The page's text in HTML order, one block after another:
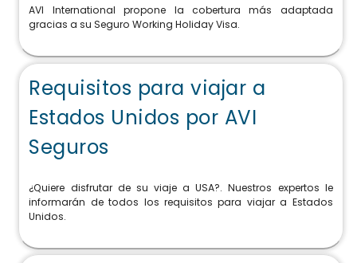
AVI International propone la cobertura más adaptada
gracias a su Seguro Working Holiday Visa.
Requisitos para viajar a
Estados Unidos por AVI
Seguros
¿Quiere disfrutar de su viaje a USA?. Nuestros expertos le
informarán de todos los requisitos para viajar a Estados
Unidos.